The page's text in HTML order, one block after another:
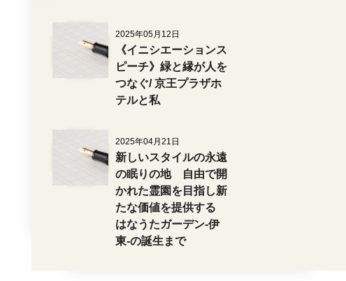
2025年05月12日
《イニシエーションス
ピーチ》緑と縁が人を
つなぐ/ 京王プラザホ
テルと私
2025年04月21日
新しいスタイルの永遠
の眠りの地 自由で開
かれた霊園を目指し新
たな価値を提供する
はなうたガーデン-伊
東-の誕生まで